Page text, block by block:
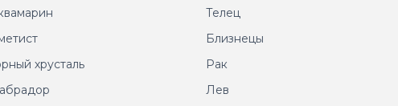
хрусталь
Телец
Близнецы
Рак
Лев